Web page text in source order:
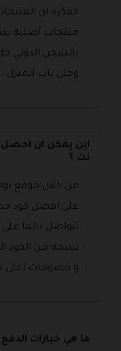
الفكرة ان
بالشحن الدولي
وحتى باب المنزل .
اين يمكن ان
نت ؟
من خلال موقع
على افضل كود
نتواصل دائما
نسخة من الكود
و خصومات اعلى
ما هي خيارات